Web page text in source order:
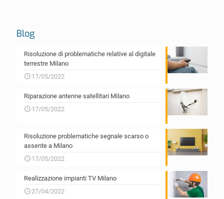
Blog
Risoluzione di problematiche relative al digitale
terrestre Milano
17/05/2022
Riparazione antenne satellitari Milano
17/05/2022
Risoluzione problematiche segnale scarso o
assente a Milano
17/05/2022
Realizzazione impianti TV Milano
27/04/2022